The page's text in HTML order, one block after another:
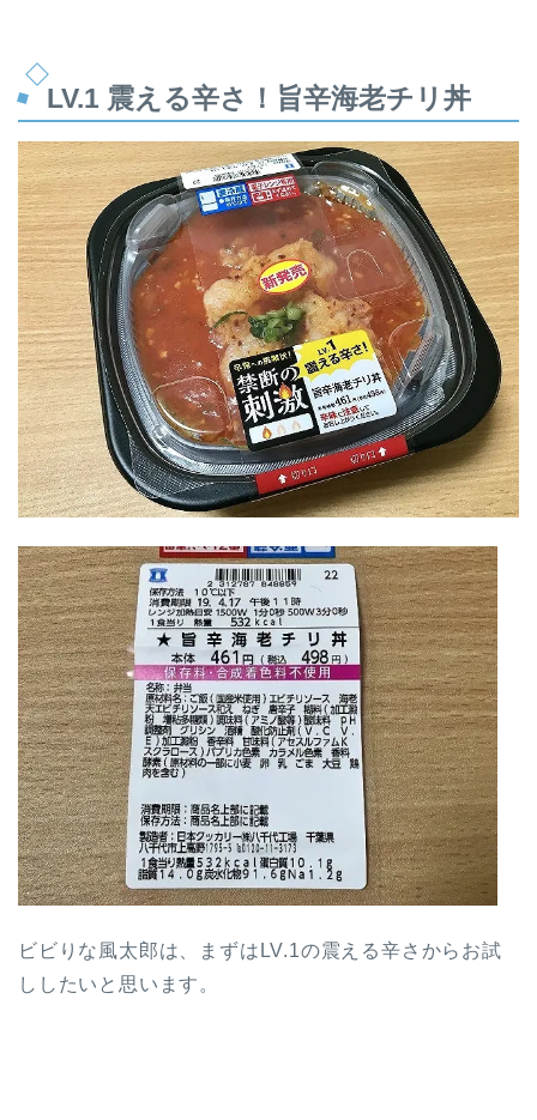
LV.1 震える辛さ！旨辛海老チリ丼
ビビりな風太郎は、まずはLV.1の震える辛さからお試
ししたいと思います。